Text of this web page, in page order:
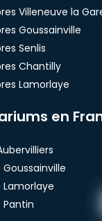
Villeneuve la
Goussainville
Senlis
Chantilly
Lamorlaye
en
Pantin